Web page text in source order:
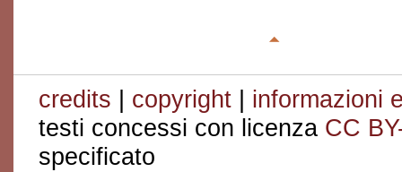
credits copyright
informazioni
testi concessi con licenza CC
specificato